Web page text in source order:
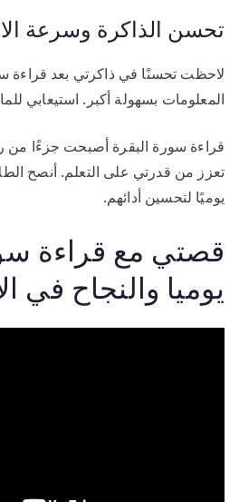
تحسن الذاكرة وسرعة
لاحظت تحسنًا في ذاكرتي بعد قراءة
المعلومات بسهولة أكبر. استيعابي
قراءة سورة البقرة أصبحت جزءًا من
تعزز من قدرتي على التعلم. أنصح
يوميًا لتحسين أدائهم.
قصتي مع قراءة
يوميا والنجاح في